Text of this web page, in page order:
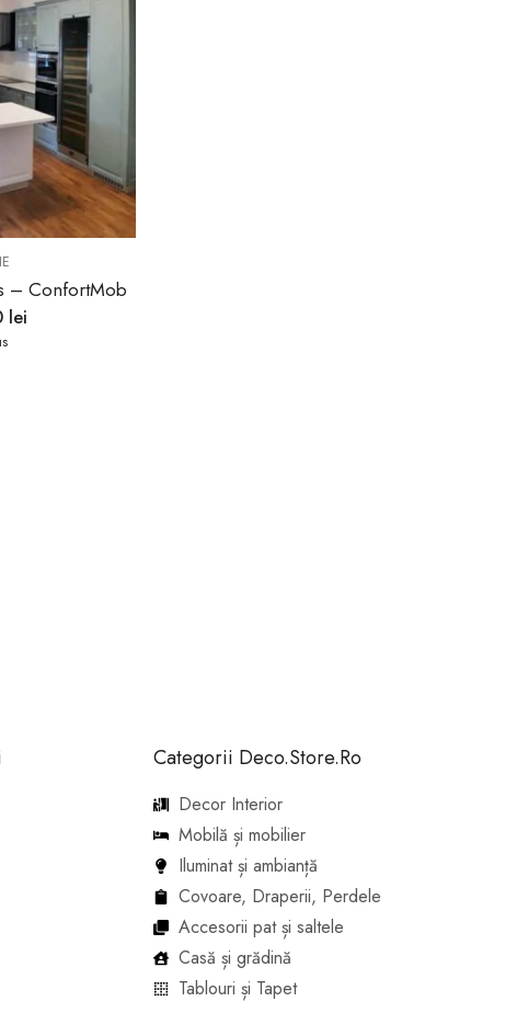
– ConfortMob
lei
Categorii Deco.Store.Ro
Decor Interior
Mobilă și mobilier
Iluminat și ambianță
Covoare, Draperii, Perdele
Accesorii pat și saltele
Casă și grădină
Tablouri și Tapet